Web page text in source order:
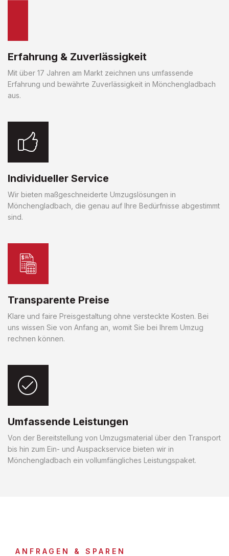
Erfahrung & Zuverlässigkeit
Mit über 17 Jahren am Markt zeichnen uns umfassende
Erfahrung und bewährte Zuverlässigkeit in Mönchengladbach
aus.
Individueller Service
Wir bieten maßgeschneiderte Umzugslösungen in
Mönchengladbach, die genau auf Ihre Bedürfnisse abgestimmt
sind.
Transparente Preise
Klare und faire Preisgestaltung ohne versteckte Kosten. Bei
uns wissen Sie von Anfang an, womit Sie bei Ihrem Umzug
rechnen können.
Umfassende Leistungen
Von der Bereitstellung von Umzugsmaterial über den Transport
bis hin zum Ein- und Auspackservice bieten wir in
Mönchengladbach ein vollumfängliches Leistungspaket.
ANFRAGEN & SPAREN